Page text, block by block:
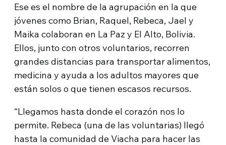
Ese es el nombre de la agrupación en la que
jóvenes como Brian, Raquel, Rebeca, Jael y
Maika colaboran en La Paz y El Alto, Bolivia.
Ellos, junto con otros voluntarios, recorren
grandes distancias para transportar alimentos,
medicina y ayuda a los adultos mayores que
están solos o que tienen escasos recursos.
“Llegamos hasta donde el corazón nos lo
permite. Rebeca (una de las voluntarias) llegó
hasta la comunidad de Viacha para hacer las